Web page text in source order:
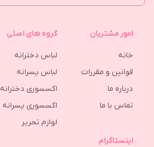
امور مشتریان
خانه
قوانین و مقررات
درباره ما
تماس با ما
گروه های اصلی
لباس دخترانه
لباس پسرانه
اکسسوری دخترانه
اکسسوری پسرانه
لوازم تحریر
اینستاگرام